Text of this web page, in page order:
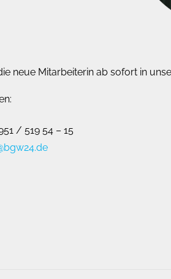
neue Mitarbeiterin ab sofort in
/ 519 54 – 15